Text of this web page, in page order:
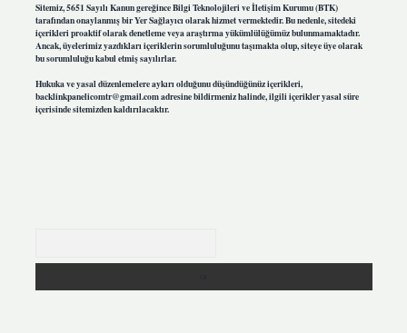
Sitemiz, 5651 Sayılı Kanun gereğince Bilgi Teknolojileri ve İletişim Kurumu (BTK)
tarafından onaylanmış bir Yer Sağlayıcı olarak hizmet vermektedir. Bu nedenle, sitedeki
içerikleri proaktif olarak denetleme veya araştırma yükümlülüğümüz bulunmamaktadır.
Ancak, üyelerimiz yazdıkları içeriklerin sorumluluğunu taşımakta olup, siteye üye olarak
bu sorumluluğu kabul etmiş sayılırlar.
Hukuka ve yasal düzenlemelere aykırı olduğunu düşündüğünüz içerikleri,
backlinkpanelicomtr@gmail.comadresine bildirmeniz halinde, ilgili içerikler yasal süre
içerisinde sitemizden kaldırılacaktır.